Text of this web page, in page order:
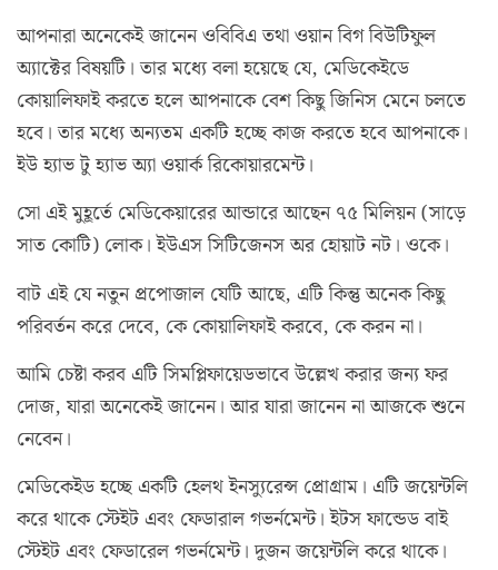
আপনারা অনেকেই জানেন ওবিবিএ তথা ওয়ান বিগ বিউটিফুল
অ্যাক্টের বিষয়টি। তার মধ্যে বলা হয়েছে যে, মেডিকেইডে
কোয়ালিফাই করতে হলে আপনাকে বেশ কিছু জিনিস মেনে চলতে
হবে। তার মধ্যে অন্যতম একটি হচ্ছে কাজ করতে হবে আপনাকে।
ইউ হ্যাভ টু হ্যাভ অ্যা ওয়ার্ক রিকোয়ারমেন্ট।
সো এই মুহূর্তে মেডিকেয়ারের আন্ডারে আছেন ৭৫ মিলিয়ন (সাড়ে
সাত কোটি) লোক। ইউএস সিটিজেনস অর হোয়াট নট। ওকে।
বাট এই যে নতুন প্রপোজাল যেটি আছে, এটি কিন্তু অনেক কিছু
পরিবর্তন করে দেবে, কে কোয়ালিফাই করবে, কে করন না।
আমি চেষ্টা করব এটি সিমপ্লিফায়েডভাবে উল্লেখ করার জন্য ফর
দোজ, যারা অনেকেই জানেন। আর যারা জানেন না আজকে শুনে
নেবেন।
মেডিকেইড হচ্ছে একটি হেলথ ইনস্যুরেন্স প্রোগ্রাম। এটি জয়েন্টলি
করে থাকে স্টেইট এবং ফেডারাল গভর্নমেন্ট। ইটস ফান্ডেড বাই
স্টেইট এবং ফেডারেল গভর্নমেন্ট। দুজন জয়েন্টলি করে থাকে।